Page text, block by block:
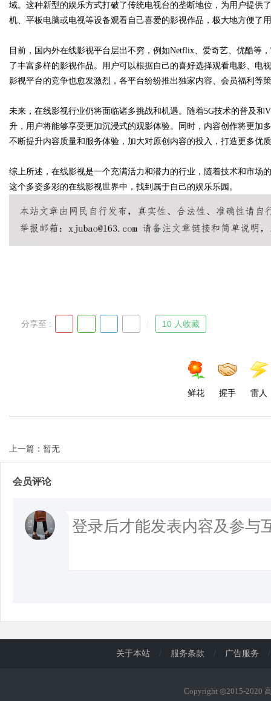
d
域。这种新型的娱乐方式打破了传统电视台的垄断地位，为用户提供
机、平板电脑或电视等设备观看自己喜爱的影视作品，极大地方便了
目前，国内外在线影视平台层出不穷，例如Netflix、爱奇艺、优酷等
了丰富多样的影视作品。用户可以根据自己的喜好选择观看电影、电
影视平台的竞争也愈发激烈，各平台纷纷推出独家内容、会员福利等
未来，在线影视行业仍将面临诸多挑战和机遇。随着5G技术的普及
升，用户将能够享受更加沉浸式的观影体验。同时，内容创作将更加
不断提升内容质量和服务体验，加大对原创内容的投入，打造更多优
综上所述，在线影视是一个充满活力和潜力的行业，随着技术和市场
这个多姿多彩的在线影视世界中，找到属于自己的娱乐乐园。
分享至 : 10 人收藏
鲜花 握手 雷人
上一篇：暂无
会员评论
关于本站 / 服务条款 / 广告服务 /
Copyright ◎2015-2020